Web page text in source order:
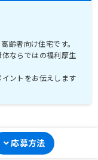
齢者向け住宅です。
ならではの福利厚生
ントをお伝えします
応募方法